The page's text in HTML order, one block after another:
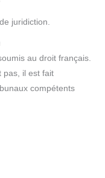
juridiction.
au droit français.
pas, il est fait
compétents